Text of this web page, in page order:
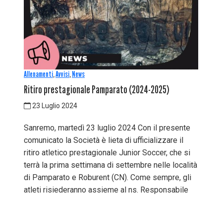
Allenamenti,Avvisi,News
Ritiro prestagionale Pamparato (2024-2025)
23 Luglio 2024
Sanremo, martedì 23 luglio 2024 Con il presente
comunicato la Società è lieta di ufficializzare il
ritiro atletico prestagionale Junior Soccer, che si
terrà la prima settimana di settembre nelle località
di Pamparato e Roburent (CN). Come sempre, gli
atleti risiederanno assieme al ns. Responsabile